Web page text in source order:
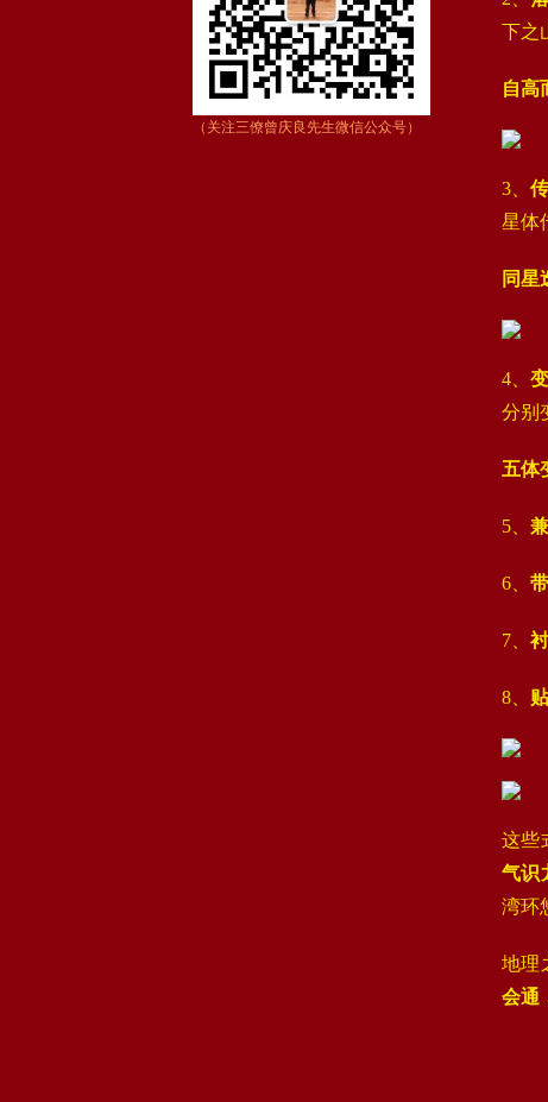
（关注三僚曾庆良先生微信公众号）
下之
自高
3、‌
星体
同星
4、‌变
分别
五体
5、‌ 兼
6、‌ 带
7、‌ 衬
8、‌ 贴
这些
气识
湾环
地理
会通